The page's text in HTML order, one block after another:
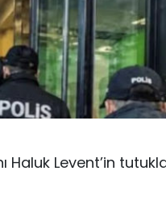
Levent’in